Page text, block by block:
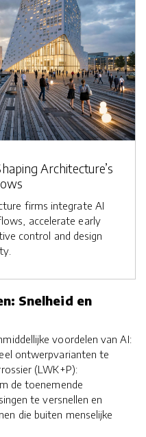
Architecture’s
firms integrate AI
accelerate early
control and design
Snelheid en
voordelen van AI:
ontwerpvarianten te
(LWK+P):
de toenemende
te versnellen en
die buiten menselijke